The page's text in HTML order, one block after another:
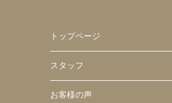
トップページ
スタッフ
お客様の声